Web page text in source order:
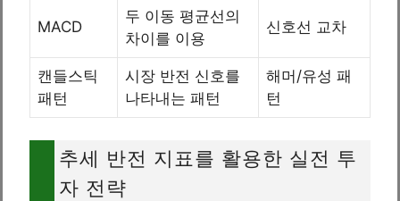
MACD
두 이동 평균선의
차이를 이용
신호선 교차
캔들스틱
패턴
시장 반전 신호를
나타내는 패턴
해머/유성 패
턴
추세 반전 지표를 활용한 실전 투
자 전략